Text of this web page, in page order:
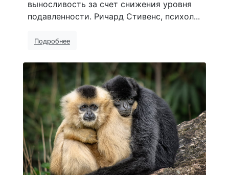
выносливость за счет снижения уровня
подавленности. Ричард Стивенс, психол...
Подробнее